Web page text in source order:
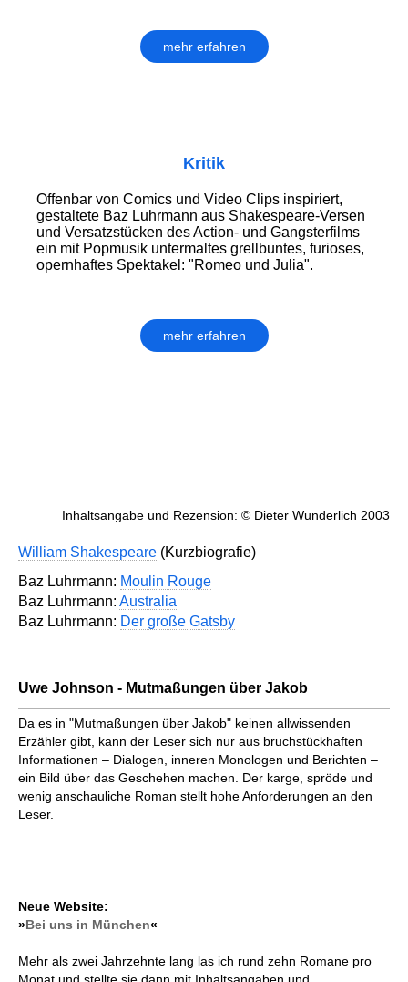
mehr erfahren
Kritik
Offenbar von Comics und Video Clips inspiriert,
gestaltete Baz Luhrmann aus Shakespeare-Versen
und Versatzstücken des Action- und Gangsterfilms
ein mit Popmusik untermaltes grellbuntes, furioses,
opernhaftes Spektakel: "Romeo und Julia".
mehr erfahren
Inhaltsangabe und Rezension: © Dieter Wunderlich 2003
William Shakespeare (Kurzbiografie)
Baz Luhrmann: Moulin Rouge
Baz Luhrmann: Australia
Baz Luhrmann: Der große Gatsby
Uwe Johnson - Mutmaßungen über Jakob
Da es in "Mutmaßungen über Jakob" keinen allwissenden
Erzähler gibt, kann der Leser sich nur aus bruchstückhaften
Informationen – Dialogen, inneren Monologen und Berichten –
ein Bild über das Geschehen machen. Der karge, spröde und
wenig anschauliche Roman stellt hohe Anforderungen an den
Leser.
Neue Website:
»Bei uns in München«
Mehr als zwei Jahrzehnte lang las ich rund zehn Romane pro